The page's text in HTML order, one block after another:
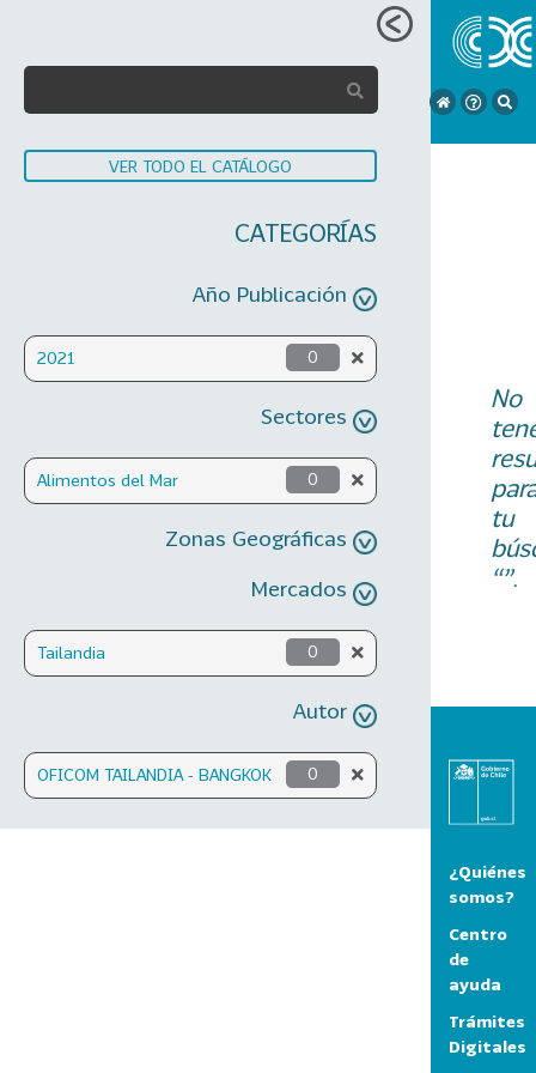
VER TODO EL CATÁLOGO
CATEGORÍAS
Año Publicación
2021 0
Sectores
Alimentos del Mar 0
Zonas Geográficas
Mercados
Tailandia 0
Autor
OFICOM TAILANDIA - BANGKOK 0
No
tu
“”.
¿Quiénes
somos?
Centro
de
ayuda
Trámites
Digitales